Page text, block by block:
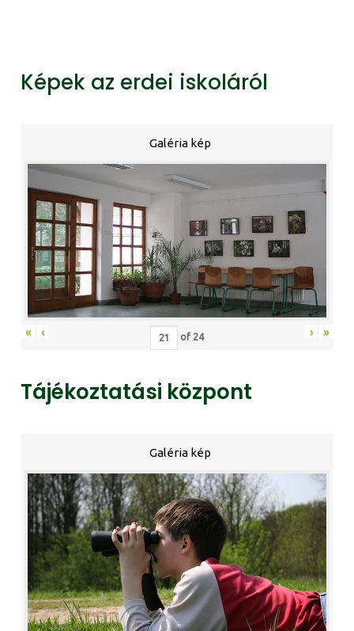
Képek az erdei iskoláról
Galéria kép
« ‹ of 24 › »
Tájékoztatási központ
Galéria kép